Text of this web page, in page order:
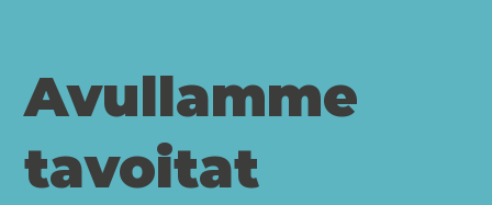
Avullamme
tavoitat